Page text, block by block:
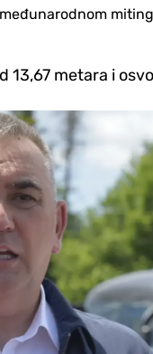
13,67 metara i